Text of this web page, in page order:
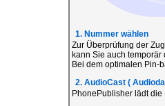
1. Nummer wählen
Zur Überprüfung der
kann Sie auch
Bei dem optimalen Pin-
2. AudioCast (
PhonePublisher lädt